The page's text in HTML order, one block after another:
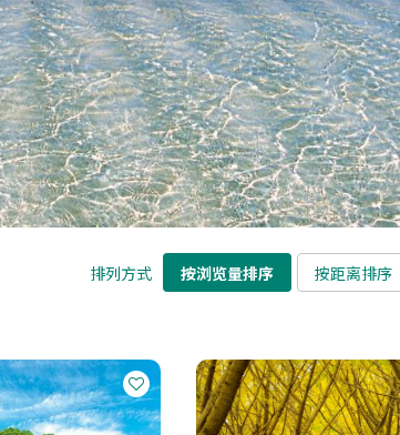
排列方式 按浏览量排序 按距离排序